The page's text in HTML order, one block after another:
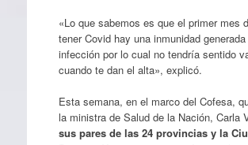
«Lo que sabemos es que el primer mes
tener Covid hay una inmunidad
infección por lo cual no tendría sentido
cuando te dan el alta», explicó.
Esta semana, en el marco del Cofesa,
la ministra de Salud de la Nación, Carla
sus pares de las 24 provincias y la